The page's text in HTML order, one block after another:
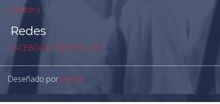
Colabora
Redes
FACEBOOK TWITTER RSS
Deseñado por Coroa